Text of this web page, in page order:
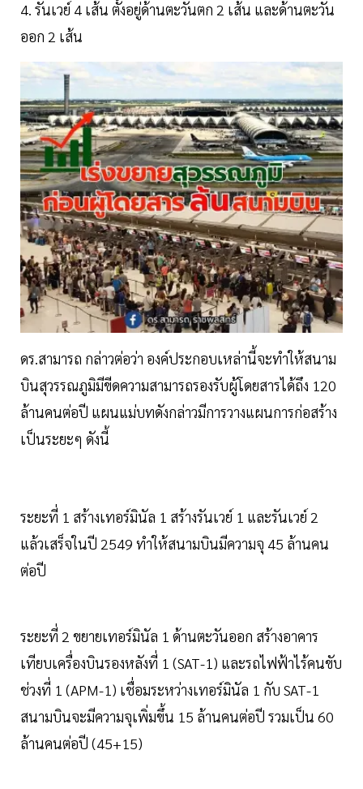
4. รันเวย์ 4 เส้น ตั้งอยู่ด้านตะวันตก 2 เส้น และด้านตะวัน
ออก 2 เส้น
ดร.สามารถ กล่าวต่อว่า องค์ประกอบเหล่านี้จะทำให้สนาม
บินสุวรรณภูมิมีขีดความสามารถรองรับผู้โดยสารได้ถึง 120
ล้านคนต่อปี แผนแม่บทดังกล่าวมีการวางแผนการก่อสร้าง
เป็นระยะๆ ดังนี้
ระยะที่ 1 สร้างเทอร์มินัล 1 สร้างรันเวย์ 1 และรันเวย์ 2
แล้วเสร็จในปี 2549 ทำให้สนามบินมีความจุ 45 ล้านคน
ต่อปี
ระยะที่ 2 ขยายเทอร์มินัล 1 ด้านตะวันออก สร้างอาคาร
เทียบเครื่องบินรองหลังที่ 1 (SAT-1) และรถไฟฟ้าไร้คนขับ
ช่วงที่ 1 (APM-1) เชื่อมระหว่างเทอร์มินัล 1 กับ SAT-1
สนามบินจะมีความจุเพิ่มขึ้น 15 ล้านคนต่อปี รวมเป็น 60
ล้านคนต่อปี (45+15)